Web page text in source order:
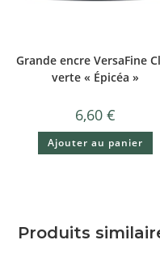
Grande encre VersaFine
verte « Épicéa »
6,60€
Ajouter au panier
Produits